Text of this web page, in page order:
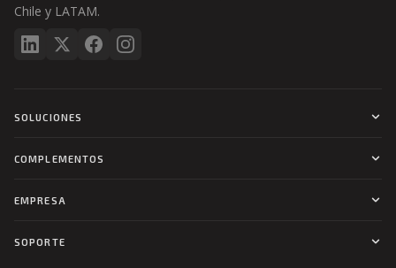
Chile y LATAM.
SOLUCIONES
Contact Center
Telefonía Pública
Ciberseguridad
COMPLEMENTOS
SMS
Integraciones
EMPRESA
Industrias
SOPORTE